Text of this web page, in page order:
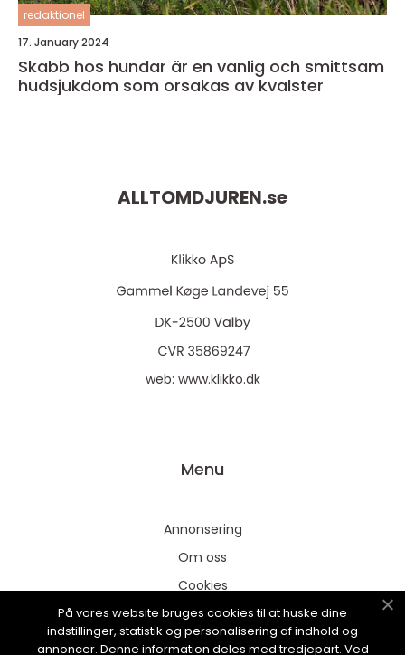
redaktionel
17. January 2024
Skabb hos hundar är en vanlig och smittsam
hudsjukdom som orsakas av kvalster
ALLTOMDJUREN.se
web: www.klikko.dk
Menu
Annonsering
Om oss
Cookies
Kontakta oss
Sitemap
På vores website bruges cookies til at huske dine
indstillinger, statistik og personalisering af indhold og
annoncer. Denne information deles med tredjepart. Ved